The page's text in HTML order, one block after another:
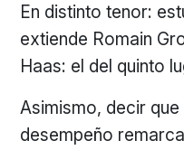
En distinto tenor:
extiende Romain
Haas: el del quinto
Asimismo, decir
desempeño